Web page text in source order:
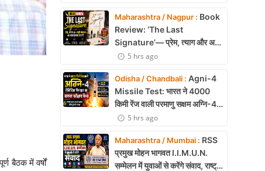
बैठक में वर्षों
Maharashtra / Nagpur : Book
Review: ‘The Last
Signature’— प्रेम, त्याग और अधूरी
मोहब्बत की भावनात्मक कहानी
5 hrs ago
Odisha / Chandbali : Agni-4
Missile Test: भारत ने 4000
किमी रेंज वाली परमाणु सक्षम अग्नि-4
बैलिस्टिक मिसाइल का सफल परीक्षण,
5 hrs ago
Maharashtra / Mumbai : RSS
प्रमुख मोहन भागवत I.I.M.U.N.
सम्मेलन में युवाओं से करेंगे संवाद, राष्ट्र